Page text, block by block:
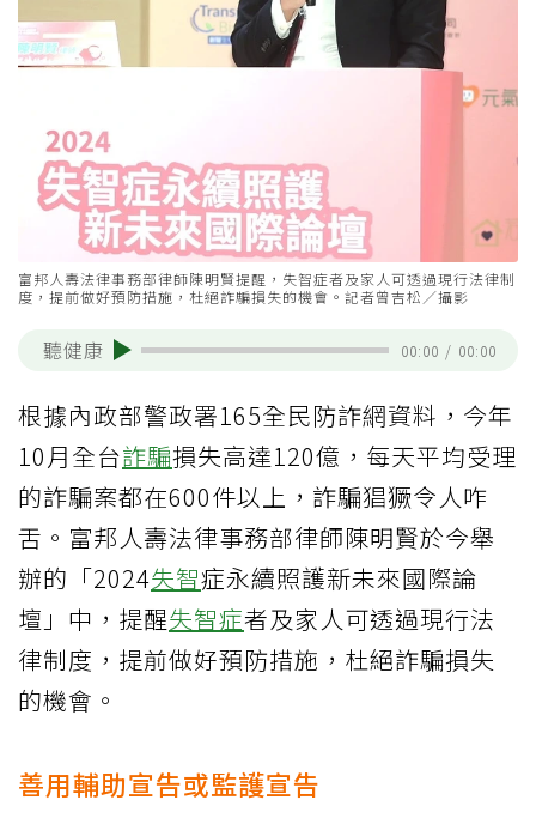
富邦人壽法律事務部律師陳明賢提醒，失智症者及家人可透過現行法律制
度，提前做好預防措施，杜絕詐騙損失的機會。記者曾吉松／攝影
聽健康 00:00 / 00:00
根據內政部警政署165全民防詐網資料，今年
10月全台詐騙損失高達120億，每天平均受理
的詐騙案都在600件以上，詐騙猖獗令人咋
舌。富邦人壽法律事務部律師陳明賢於今舉
辦的「2024失智症永續照護新未來國際論
壇」中，提醒失智症者及家人可透過現行法
律制度，提前做好預防措施，杜絕詐騙損失
的機會。
善用輔助宣告或監護宣告